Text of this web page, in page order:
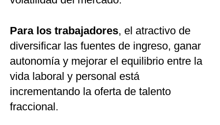
Para los trabajadores, el atractivo de
diversificar las fuentes de ingreso, ganar
autonomía y mejorar el equilibrio entre la
vida laboral y personal está
incrementando la oferta de talento
fraccional.